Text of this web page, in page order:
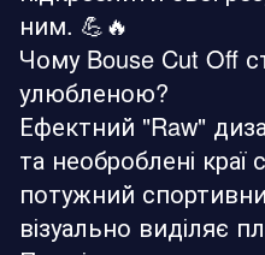
ним. 💪🔥
Чому Bouse Cut Off
улюбленою?
Ефектний "Raw"
та необроблені
потужний
візуально виділяє